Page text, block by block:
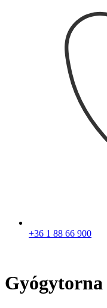
+36 1 88 66 900
Gyógytorna